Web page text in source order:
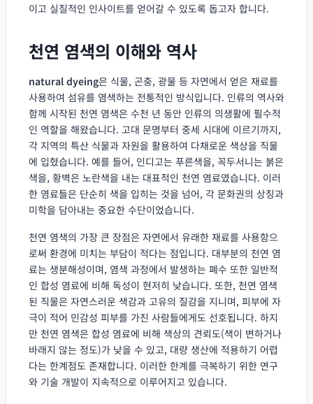
이고 실질적인 인사이트를 얻어갈 수 있도록 돕고자 합니다.
천연 염색의 이해와 역사
natural dyeing은 식물, 곤충, 광물 등 자연에서 얻은 재료를
사용하여 섬유를 염색하는 전통적인 방식입니다. 인류의 역사와
함께 시작된 천연 염색은 수천 년 동안 인류의 의생활에 필수적
인 역할을 해왔습니다. 고대 문명부터 중세 시대에 이르기까지,
각 지역의 특산 식물과 자원을 활용하여 다채로운 색상을 직물
에 입혔습니다. 예를 들어, 인디고는 푸른색을, 꼭두서니는 붉은
색을, 황벽은 노란색을 내는 대표적인 천연 염료였습니다. 이러
한 염료들은 단순히 색을 입히는 것을 넘어, 각 문화권의 상징과
미학을 담아내는 중요한 수단이었습니다.
천연 염색의 가장 큰 장점은 자연에서 유래한 재료를 사용함으
로써 환경에 미치는 부담이 적다는 점입니다. 대부분의 천연 염
료는 생분해성이며, 염색 과정에서 발생하는 폐수 또한 일반적
인 합성 염료에 비해 독성이 현저히 낮습니다. 또한, 천연 염색
된 직물은 자연스러운 색감과 고유의 질감을 지니며, 피부에 자
극이 적어 민감성 피부를 가진 사람들에게도 선호됩니다. 하지
만 천연 염색은 합성 염료에 비해 색상의 견뢰도(색이 변하거나
바래지 않는 정도)가 낮을 수 있고, 대량 생산에 적용하기 어렵
다는 한계점도 존재합니다. 이러한 한계를 극복하기 위한 연구
와 기술 개발이 지속적으로 이루어지고 있습니다.